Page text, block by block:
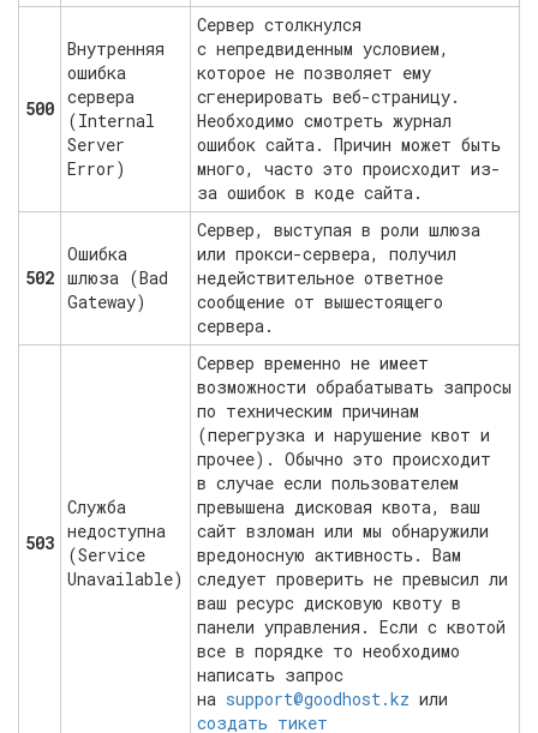
500
Внутренняя
ошибка
сервера
(Internal
Server
Error)
Сервер столкнулся
с непредвиденным условием,
которое не позволяет ему
сгенерировать веб-страницу.
Необходимо смотреть журнал
ошибок сайта. Причин может быть
много, часто это происходит из-
за ошибок в коде сайта.
502
Ошибка
шлюза (Bad
Gateway)
Сервер, выступая в роли шлюза
или прокси-сервера, получил
недействительное ответное
сообщение от вышестоящего
сервера.
503
Служба
недоступна
(Service
Unavailable)
Сервер временно не имеет
возможности обрабатывать запросы
по техническим причинам
(перегрузка и нарушение квот и
прочее). Обычно это происходит
в случае если пользователем
превышена дисковая квота, ваш
сайт взломан или мы обнаружили
вредоносную активность. Вам
следует проверить не превысил ли
ваш ресурс дисковую квоту в
панели управления. Если с квотой
все в порядке то необходимо
написать запрос
на support@goodhost.kz или
создать тикет